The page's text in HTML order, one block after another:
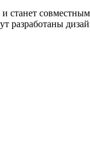
разработаны